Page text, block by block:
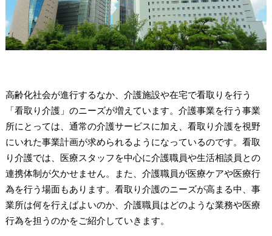
高齢化社会が進行するなか、介護施設や在宅で看取りを行う
「看取り介護」のニーズが増えています。介護事業を行う事業
所にとっては、通常の介護サービスに加え、看取り介護を視野
にいれた事業計画が求められるようになっているのです。看取
り介護では、医療スタッフを中心に介護職員や生活相談員との
連携体制が欠かせません。また、介護職員が医療ケアや医療行
為を行う場面もあります。看取り介護のニーズが高まる中、事
業所は何を行えばよいのか、介護職員はどのような業務や医療
行為を担うのかをご紹介していきます。